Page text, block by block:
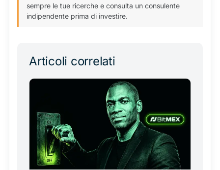
sempre le tue ricerche e consulta un consulente
indipendente prima di investire.
Articoli correlati